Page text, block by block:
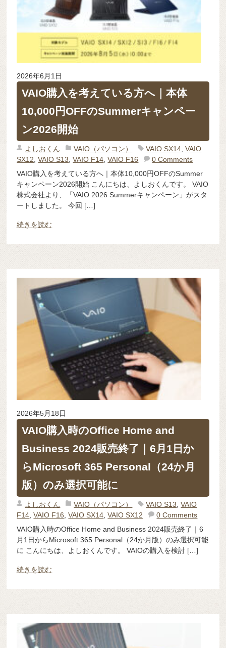
2026年6月1日
VAIO購入を考えている方へ｜本体
10,000円OFFのSummerキャンペー
ン2026開始
よしおくん VAIO（パソコン） VAIO SX14 ,VAIO
SX12 ,VAIO S13 ,VAIO F14 ,VAIO F16
0 Comments
VAIO購入を考えている方へ｜本体10,000円OFFのSummer
キャンペーン2026開始 こんにちは、よしおくんです。 VAIO
株式会社より、「VAIO 2026 Summerキャンペーン」がスタ
ートしました。 今回 […]
続きを読む
2026年5月18日
VAIO購入時のOffice Home and
Business 2024販売終了｜6月1日か
らMicrosoft 365 Personal（24か月
版）のみ選択可能に
よしおくん VAIO（パソコン） VAIO S13,VAIO
F14,VAIO F16,VAIO SX14,VAIO SX12
0 Comments
VAIO購入時のOffice Home and Business 2024販売終了｜6
月1日からMicrosoft 365 Personal（24か月版）のみ選択可能
に こんにちは、よしおくんです。 VAIOの購入を検討 […]
続きを読む